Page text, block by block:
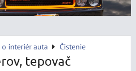
interiér auta Čistenie
tepovač